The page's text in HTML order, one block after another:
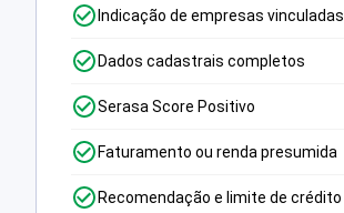
Indicação de empresas vinculadas
Dados cadastrais completos
Serasa Score Positivo
Faturamento ou renda presumida
Recomendação e limite de crédito